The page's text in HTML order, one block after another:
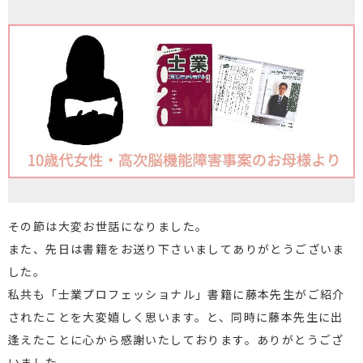
その節は大変お世話になりました。
また、先日は書籍をお送り下さいましてありがとうございま
した。
私共も「士業プロフェッショナル」書籍に藤本先生がご紹介
されたことを大変嬉しく思います。と、同時に藤本先生に出
逢えたことに心から感謝いたしております。ありがとうござ